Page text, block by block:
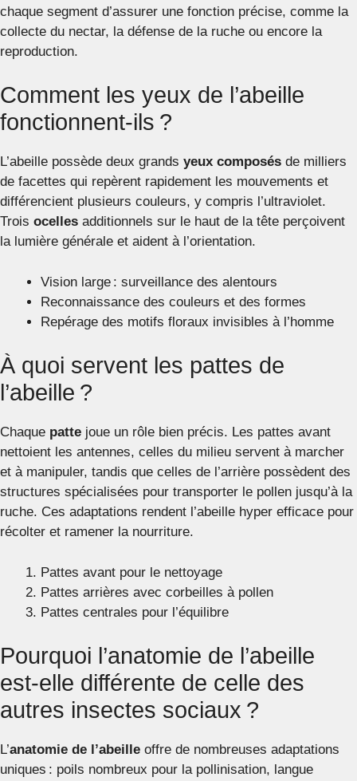
chaque segment d’assurer une fonction précise, comme la
collecte du nectar, la défense de la ruche ou encore la
reproduction.
Comment les yeux de l’abeille
fonctionnent-ils ?
L’abeille possède deux grands yeux composés de milliers
de facettes qui repèrent rapidement les mouvements et
différencient plusieurs couleurs, y compris l’ultraviolet.
Trois ocelles additionnels sur le haut de la tête perçoivent
la lumière générale et aident à l’orientation.
Vision large : surveillance des alentours
Reconnaissance des couleurs et des formes
Repérage des motifs floraux invisibles à l’homme
À quoi servent les pattes de
l’abeille ?
Chaque patte joue un rôle bien précis. Les pattes avant
nettoient les antennes, celles du milieu servent à marcher
et à manipuler, tandis que celles de l’arrière possèdent des
structures spécialisées pour transporter le pollen jusqu’à la
ruche. Ces adaptations rendent l’abeille hyper efficace pour
récolter et ramener la nourriture.
Pattes avant pour le nettoyage
Pattes arrières avec corbeilles à pollen
Pattes centrales pour l’équilibre
Pourquoi l’anatomie de l’abeille
est-elle différente de celle des
autres insectes sociaux ?
L’anatomie de l’abeille offre de nombreuses adaptations
uniques : poils nombreux pour la pollinisation, langue